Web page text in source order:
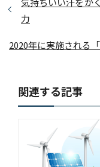
力
2020年に実施される
関連する記事